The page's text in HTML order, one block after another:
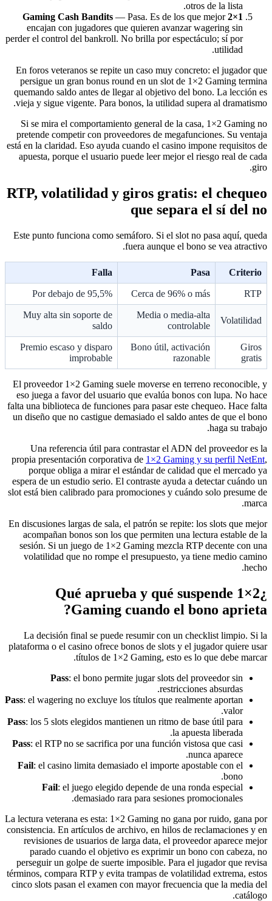
otros de la lista.
1×2 Gaming Cash Bandits
— Pasa. Es de los que mejor
encajan con jugadores que quieren avanzar wagering sin
perder el control del bankroll. No brilla por espectáculo; sí por
utilidad.
En foros veteranos se repite un caso muy concreto: el jugador que
persigue un gran bonus round en un slot de 1×2 Gaming termina
quemando saldo antes de llegar al objetivo del bono. La lección es
vieja y sigue vigente. Para bonos, la utilidad supera al dramatismo.
Si se mira el comportamiento general de la casa, 1×2 Gaming no
pretende competir con proveedores de megafunciones. Su ventaja
está en la claridad. Eso ayuda cuando el casino impone requisitos de
apuesta, porque el usuario puede leer mejor el riesgo real de cada
giro.
RTP, volatilidad y giros gratis: el chequeo
que separa el sí del no
Este punto funciona como semáforo. Si el slot no pasa aquí, queda
fuera aunque el bono se vea atractivo.
Criterio
Pasa
Falla
RTP
Cerca de 96% o más
Por debajo de 95,5%
Volatilidad
Media o media-alta
controlable
Muy alta sin soporte de
saldo
Giros
gratis
Bono útil, activación
razonable
Premio escaso y disparo
improbable
El proveedor 1×2 Gaming suele moverse en terreno reconocible, y
eso juega a favor del usuario que evalúa bonos con lupa. No hace
falta una biblioteca de funciones para pasar este chequeo. Hace falta
un diseño que no castigue demasiado el saldo antes de que el bono
haga su trabajo.
Una referencia útil para contrastar el ADN del proveedor es la
propia presentación corporativa de 1×2 Gaming y su perfil NetEnt,
porque obliga a mirar el estándar de calidad que el mercado ya
espera de un estudio serio. El contraste ayuda a detectar cuándo un
slot está bien calibrado para promociones y cuándo solo presume de
marca.
En discusiones largas de sala, el patrón se repite: los slots que mejor
acompañan bonos son los que permiten una lectura estable de la
sesión. Si un juego de 1×2 Gaming mezcla RTP decente con una
volatilidad que no rompe el presupuesto, ya tiene medio camino
hecho.
¿Qué aprueba y qué suspende 1×2
Gaming cuando el bono aprieta?
La decisión final se puede resumir con un checklist limpio. Si la
plataforma o el casino ofrece bonos de slots y el jugador quiere usar
títulos de 1×2 Gaming, esto es lo que debe marcar.
Pass: el bono permite jugar slots del proveedor sin
restricciones absurdas.
Pass: el wagering no excluye los títulos que realmente aportan
valor.
Pass: los 5 slots elegidos mantienen un ritmo de base útil para
la apuesta liberada.
Pass: el RTP no se sacrifica por una función vistosa que casi
nunca aparece.
Fail: el casino limita demasiado el importe apostable con el
bono.
Fail: el juego elegido depende de una ronda especial
demasiado rara para sesiones promocionales.
La lectura veterana es esta: 1×2 Gaming no gana por ruido, gana por
consistencia. En artículos de archivo, en hilos de reclamaciones y en
revisiones de usuarios de larga data, el proveedor aparece mejor
parado cuando el objetivo es exprimir un bono con cabeza, no
perseguir un golpe de suerte imposible. Para el jugador que revisa
términos, compara RTP y evita trampas de volatilidad extrema, estos
cinco slots pasan el examen con mayor frecuencia que la media del
catálogo.